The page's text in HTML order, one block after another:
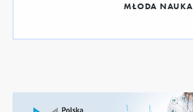
MŁODA NAUKA